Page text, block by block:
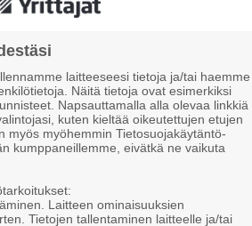
laitteeseesi tietoja ja/tai haemme
Näitä tietoja ovat esimerkiksi
Napsauttamalla alla olevaa linkkiä
kuten kieltää oikeutettujen etujen
myös myöhemmin Tietosuojakäytäntö-
kumppaneillemme, eivätkä ne vaikuta
Laitteen ominaisuuksien
Tietojen tallentaminen laitteelle ja/tai